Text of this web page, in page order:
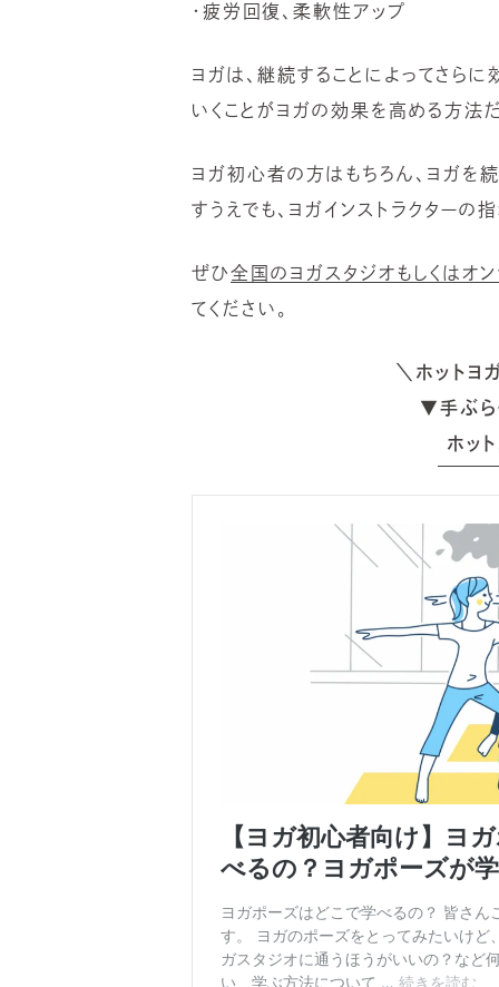
・疲労回復、柔軟性アップ
ヨガは、継続することによってさら
いくことがヨガの効果を高める方法
ヨガ初心者の方はもちろん、ヨガを
すうえでも、ヨガインストラクターの
ぜひ全国のヨガスタジオもしくはオ
てください。
＼ホットヨ
▼手ぶら
ホッ